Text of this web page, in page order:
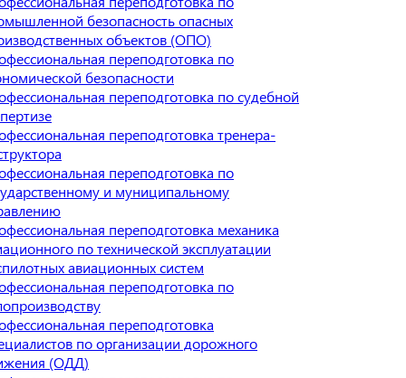
безопасность опасных
объектов (ОПО)
переподготовка по
безопасности
переподготовка по судебной
переподготовка тренера-
переподготовка по
и муниципальному
переподготовка механика
по технической эксплуатации
авиационных систем
переподготовка по
переподготовка
по организации дорожного
(ОДД)